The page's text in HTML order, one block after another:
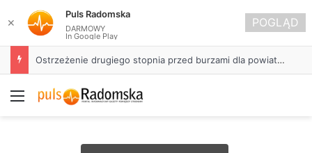
Ostrzeżenie drugiego stopnia przed burzami dla powiatu radomszczańskiego
Menu
✕
Puls Radomska
DARMOWY
In Google Play
POGLĄD